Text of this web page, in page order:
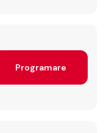
Programare